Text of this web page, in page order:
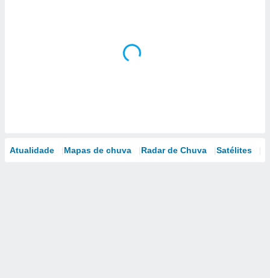
Atualidade Mapas de chuva Radar de Chuva Satélites